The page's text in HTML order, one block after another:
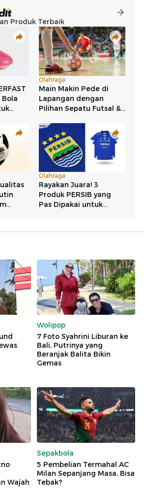
Wolipop
7 Foto Syahrini Liburan ke
Bali, Putrinya yang
Beranjak Balita Bikin
Gemas
Wajah
Sepakbola
5 Pembelian Termahal AC
Milan Sepanjang Masa, Bisa
Tebak?